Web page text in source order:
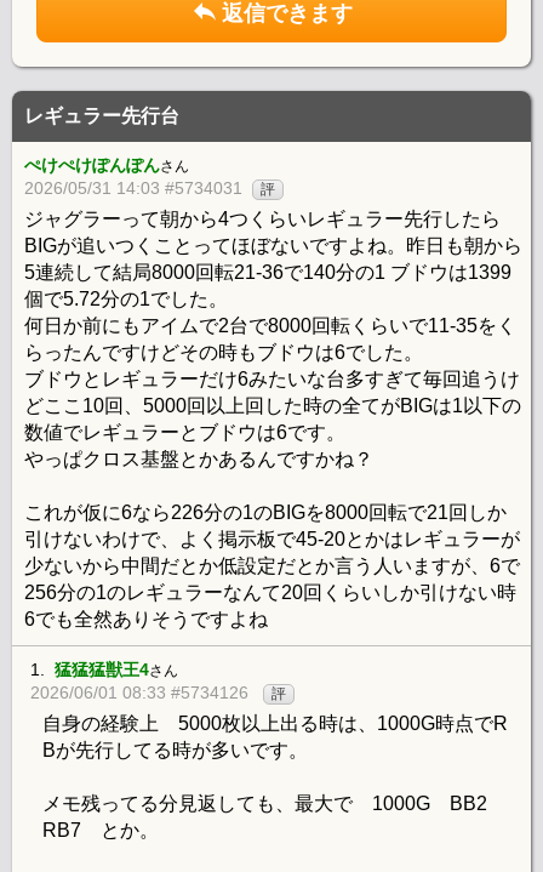
返信できます
レギュラー先行台
ぺけぺけぽんぽんさん
2026/05/31 14:03 #5734031 評
ジャグラーって朝から4つくらいレギュラー先行したら
BIGが追いつくことってほぼないですよね。昨日も朝から
5連続して結局8000回転21-36で140分の1 ブドウは1399
個で5.72分の1でした。
何日か前にもアイムで2台で8000回転くらいで11-35をく
らったんですけどその時もブドウは6でした。
ブドウとレギュラーだけ6みたいな台多すぎて毎回追うけ
どここ10回、5000回以上回した時の全てがBIGは1以下の
数値でレギュラーとブドウは6です。
やっぱクロス基盤とかあるんですかね？
これが仮に6なら226分の1のBIGを8000回転で21回しか
引けないわけで、よく掲示板で45-20とかはレギュラーが
少ないから中間だとか低設定だとか言う人いますが、6で
256分の1のレギュラーなんて20回くらいしか引けない時
6でも全然ありそうですよね
1. 猛猛猛獣王4さん
2026/06/01 08:33 #5734126 評
自身の経験上 5000枚以上出る時は、1000G時点でR
Bが先行してる時が多いです。
メモ残ってる分見返しても、最大で 1000G BB2
RB7 とか。